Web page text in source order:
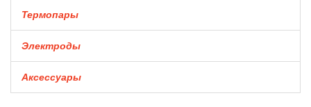
Термопары
Электроды
Аксессуары